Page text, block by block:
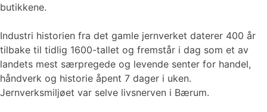
butikkene.
Industri historien fra det gamle jernverket daterer 400 år
tilbake til tidlig 1600-tallet og fremstår i dag som et av
landets mest særpregede og levende senter for handel,
håndverk og historie åpent 7 dager i uken.
Jernverksmiljøet var selve livsnerven i Bærum.